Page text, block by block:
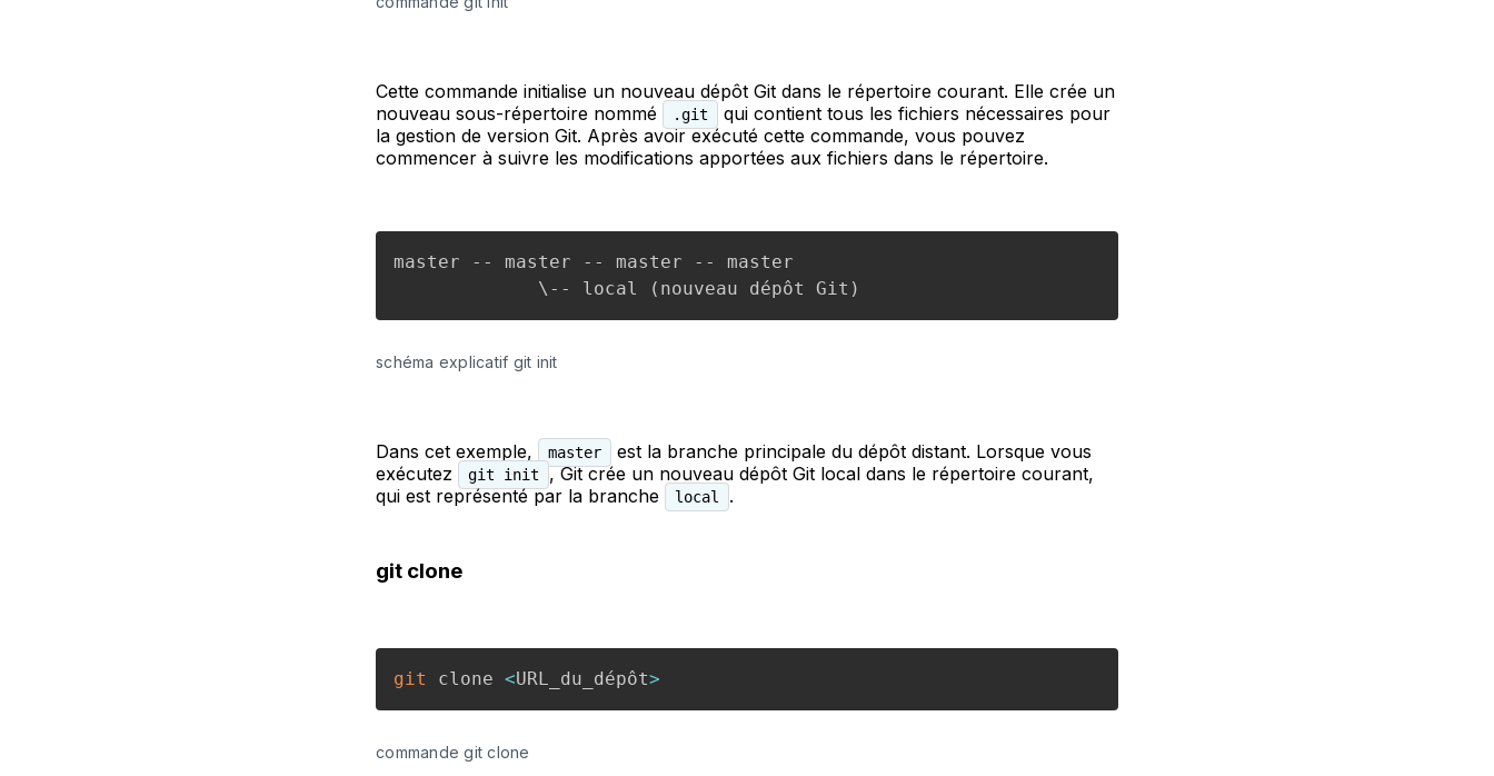
Cette commande initialise un nouveau dépôt Git dans le répertoire courant. Elle crée un
nouveau sous-répertoire nommé
.git
qui contient tous les fichiers nécessaires pour
la gestion de version Git. Après avoir exécuté cette commande, vous pouvez
commencer à suivre les modifications apportées aux fichiers dans le répertoire.
master -- master -- master -- master
schéma explicatif git init
Dans cet exemple, master
est la branche principale du dépôt distant. Lorsque vous
exécutez
git init
, Git crée un nouveau dépôt Git local dans le répertoire courant,
qui est représenté par la branche
local .
git clone
git clone <URL_du_dépôt>
commande git clone